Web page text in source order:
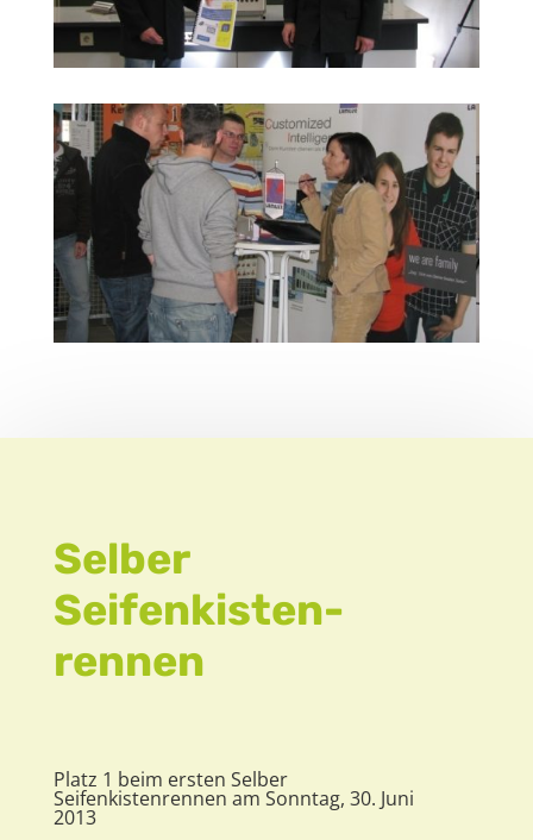
Selber
Seifenkisten
rennen
Platz 1 beim ersten Selber
Seifenkistenrennen am Sonntag, 30. Juni
2013